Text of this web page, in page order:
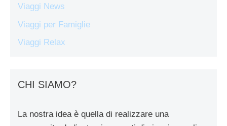
Viaggi News
Viaggi per Famiglie
Viaggi Relax
CHI SIAMO?
La nostra idea è quella di realizzare una